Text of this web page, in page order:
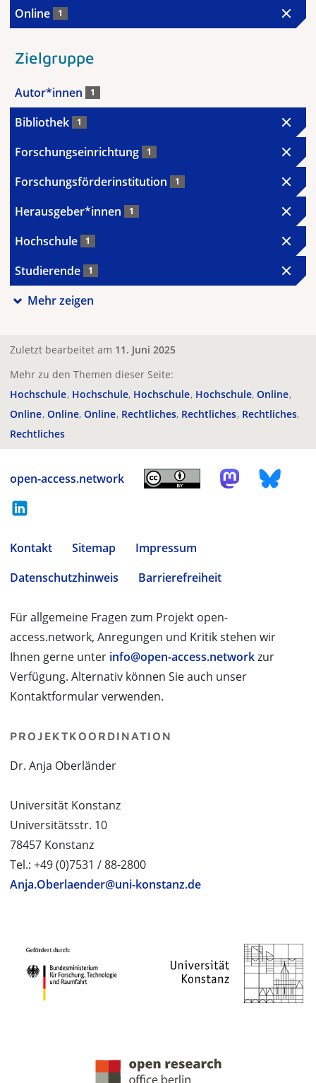
Online 1
Zielgruppe
Autor*innen 1
Bibliothek 1
Forschungseinrichtung 1
Forschungsförderinstitution 1
Herausgeber*innen 1
Hochschule 1
Studierende 1
Mehr zeigen
Zuletzt bearbeitet am 11. Juni 2025
Mehr zu den Themen dieser Seite:
Hochschule Hochschule Hochschule Hochschule Online
Online Online Online Rechtliches Rechtliches Rechtliches
Rechtliches
open-access.network
Kontakt Sitemap
Impressum
Datenschutzhinweis
Barrierefreiheit
Für allgemeine Fragen zum Projekt open-
access.network, Anregungen und Kritik stehen wir
Ihnen gerne unter info@open-access.networkzur
Verfügung. Alternativ können Sie auch unser
Kontaktformular verwenden.
PROJEKTKOORDINATION
Dr. Anja Oberländer
Universität Konstanz
Universitätsstr. 10
78457 Konstanz
Tel.: +49 (0)7531 / 88-2800
Anja.Oberlaender@uni-konstanz.de